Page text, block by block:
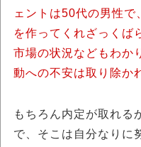
ェントは50代の男性
を作ってくれざっくば
市場の状況などもわか
動への不安は取り除か
もちろん内定が取れる
で、そこは自分なりに